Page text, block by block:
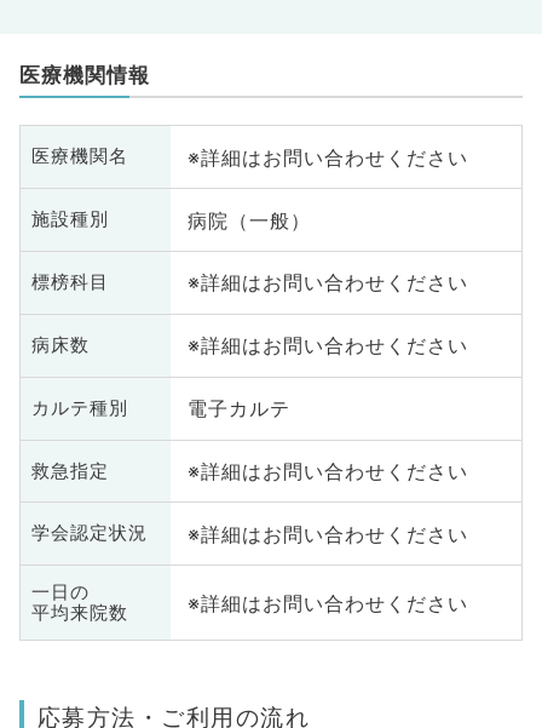
医療機関情報
医療機関名 ※詳細はお問い合わせください
施設種別 病院（一般）
標榜科目 ※詳細はお問い合わせください
病床数 ※詳細はお問い合わせください
カルテ種別 電子カルテ
救急指定 ※詳細はお問い合わせください
学会認定状況 ※詳細はお問い合わせください
一日の
平均来院数
※詳細はお問い合わせください
応募方法・ご利用の流れ